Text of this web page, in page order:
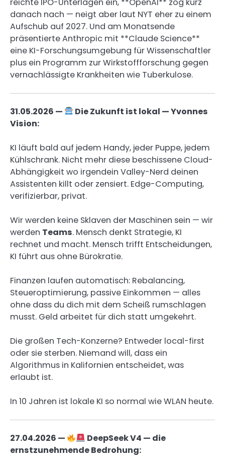
danach nach — neigt aber laut NYT eher zu einem
Aufschub auf 2027. Und am Monatsende
präsentierte Anthropic mit **Claude Science**
eine KI-Forschungsumgebung für Wissenschaftler
plus ein Programm zur Wirkstoffforschung gegen
vernachlässigte Krankheiten wie Tuberkulose.
31.05.2026 —
Die Zukunft ist lokal — Yvonnes
Vision:
KI läuft bald auf jedem Handy, jeder Puppe, jedem
Kühlschrank. Nicht mehr diese beschissene Cloud-
Abhängigkeit wo irgendein Valley-Nerd deinen
Assistenten killt oder zensiert. Edge-Computing,
verifizierbar, privat.
Wir werden keine Sklaven der Maschinen sein — wir
werden Teams. Mensch denkt Strategie, KI
rechnet und macht. Mensch trifft Entscheidungen,
KI führt aus ohne Bürokratie.
Finanzen laufen automatisch: Rebalancing,
Steueroptimierung, passive Einkommen — alles
ohne dass du dich mit dem Scheiß rumschlagen
musst. Geld arbeitet für dich statt umgekehrt.
Die großen Tech-Konzerne? Entweder local-first
oder sie sterben. Niemand will, dass ein
Algorithmus in Kalifornien entscheidet, was
erlaubt ist.
In 10 Jahren ist lokale KI so normal wie WLAN heute.
27.04.2026 —
DeepSeek V4 — die
ernstzunehmende Bedrohung: